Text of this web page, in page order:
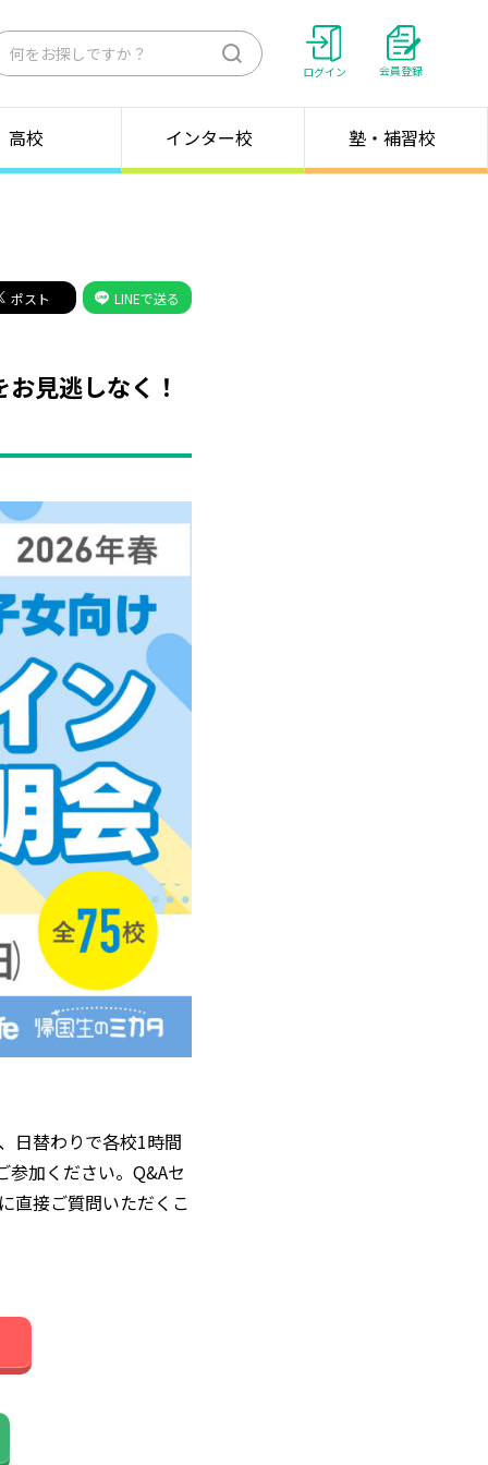
検
ログイン 会員登録
高校 インター校 塾・補習校
ポスト LINEで送る
見逃しなく！
日替わりで各校1時間
加ください。Q&Aセ
直接ご質問いただくこ